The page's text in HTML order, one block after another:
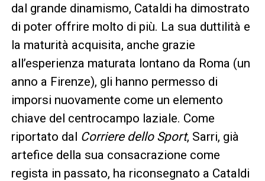
dal grande dinamismo, Cataldi ha dimostrato
di poter offrire molto di più. La sua duttilità e
la maturità acquisita, anche grazie
all’esperienza maturata lontano da Roma (un
anno a Firenze), gli hanno permesso di
imporsi nuovamente come un elemento
chiave del centrocampo laziale. Come
riportato dal Corriere dello Sport, Sarri, già
artefice della sua consacrazione come
regista in passato, ha riconsegnato a Cataldi